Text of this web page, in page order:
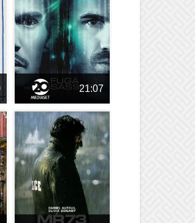
21:07